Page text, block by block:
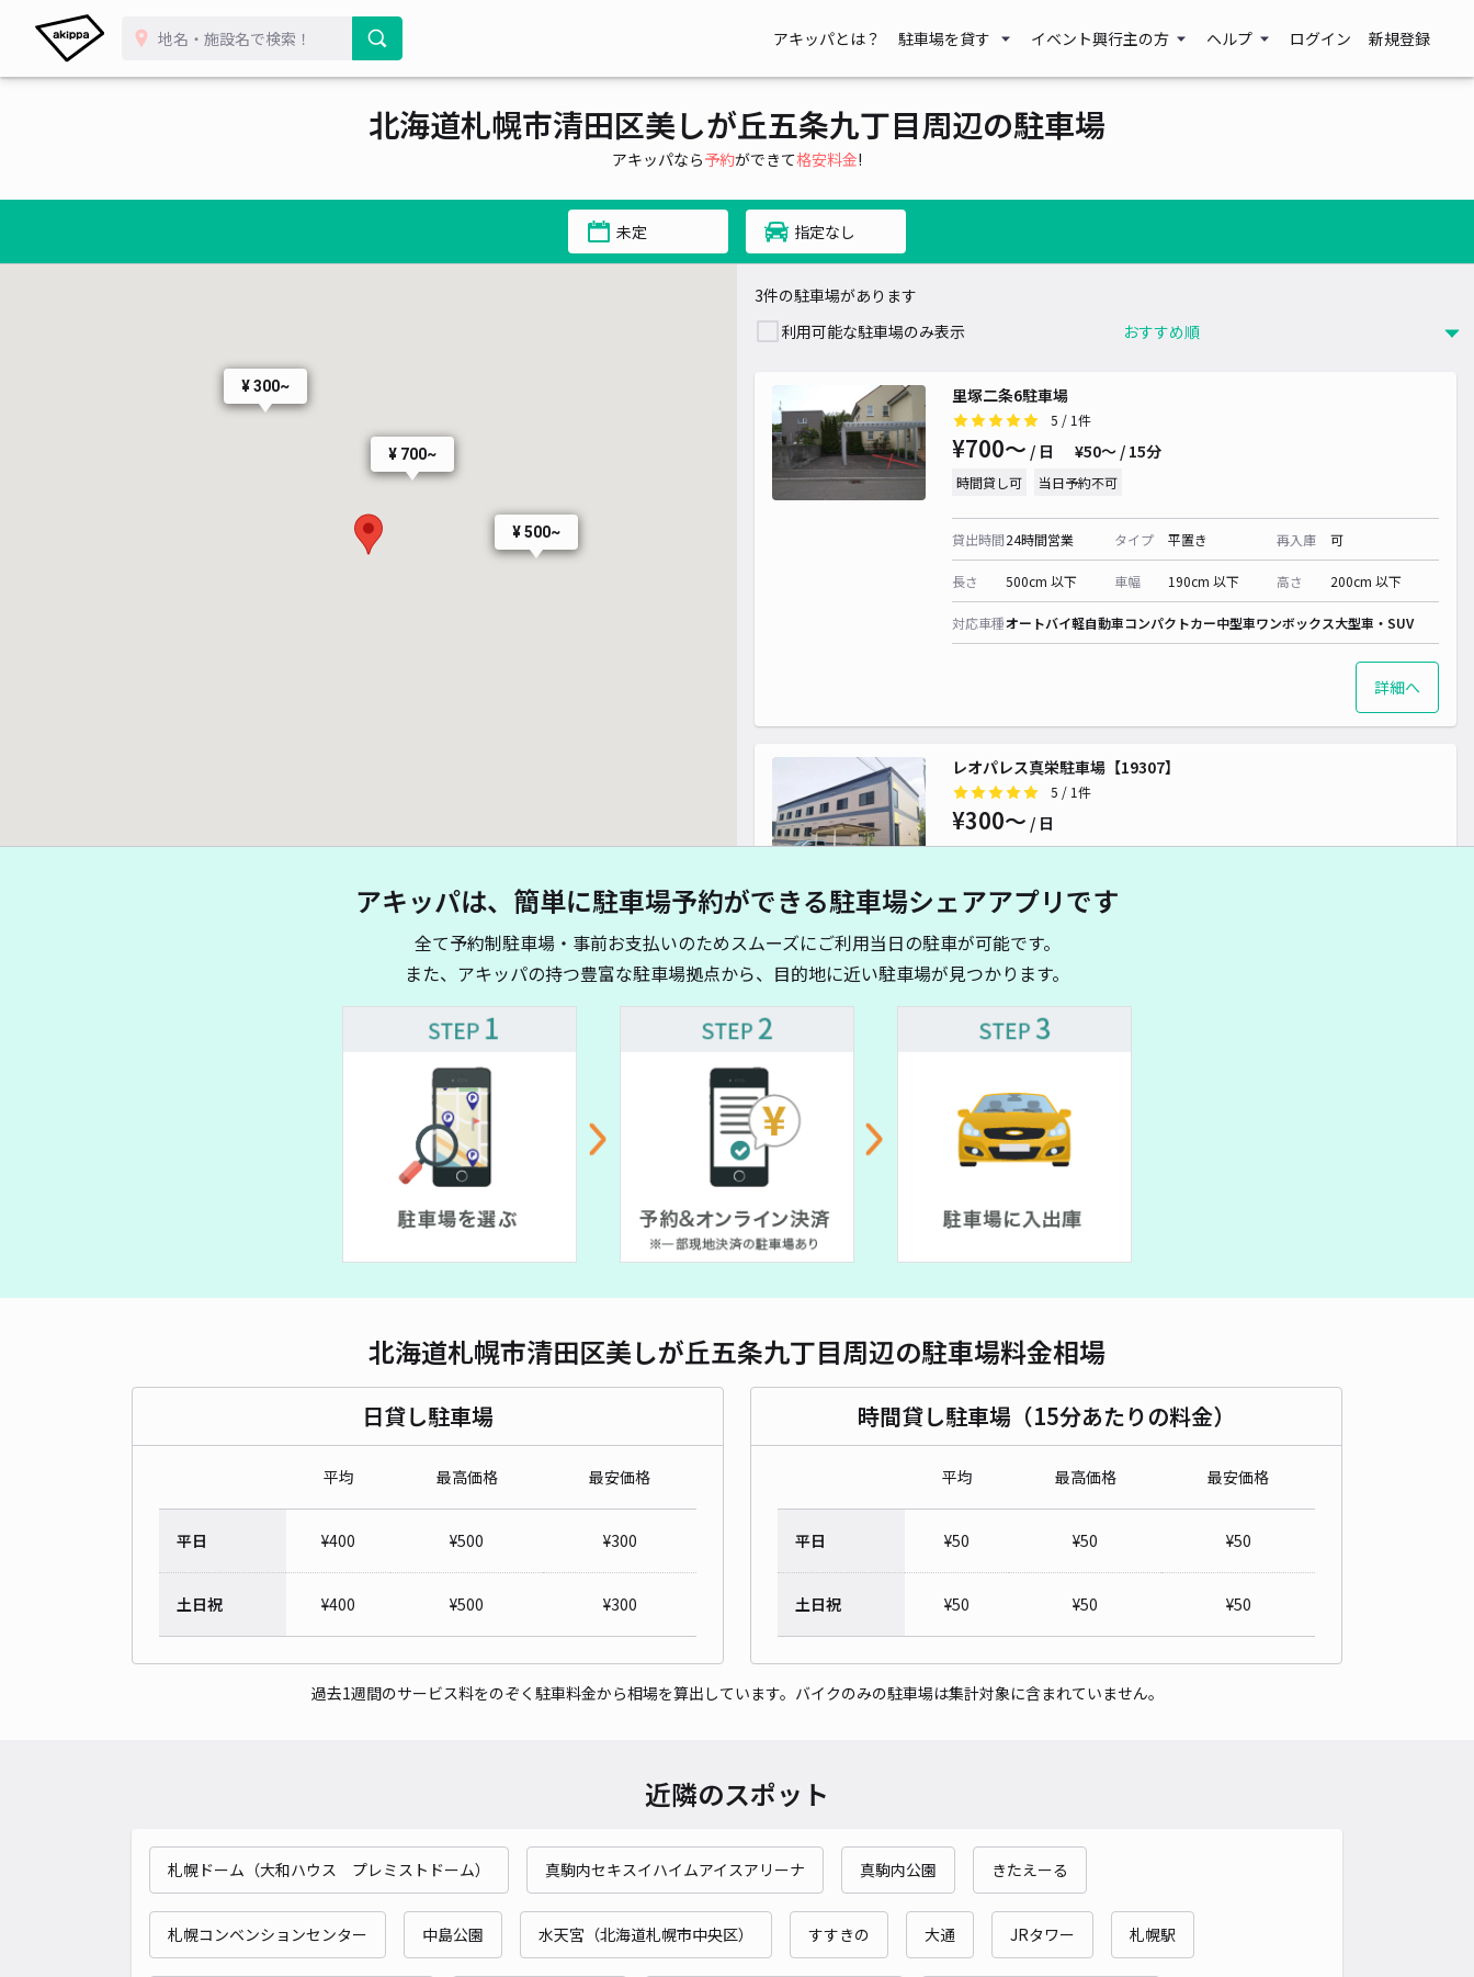
アキッパとは？ 駐車場を貸す イベント興行主の方 ヘルプ ログイン 新規登録
北海道札幌市清田区美しが丘五条九丁目周辺の駐車場
アキッパなら予約ができて格安料金!
未定 指定なし
¥ 700~
¥ 300~
¥ 500~
3件の駐車場があります
利用可能な駐車場のみ表示
里塚二条6駐車場
5 / 1件
¥700〜 / 日 ¥50〜 / 15分
時間貸し可 当日予約不可
貸出時間24時間営業 タイプ 平置き 再入庫 可
長さ 500cm 以下 車幅 190cm 以下 高さ 200cm 以下
対応車種オートバイ軽自動車コンパクトカー中型車ワンボックス大型車・SUV
詳細へ
レオパレス真栄駐車場【19307】
5 / 1件
¥300〜 / 日
貸出時間 24時間営業
長さ 480cm 以下
大曲末広7丁目5駐車場
0/ 0件
時間貸し可
対応車種オートバイ軽自動車
アキッパは、簡単に駐車場予約ができる駐車場シェアアプリです
全て予約制駐車場・事前お支払いのためスムーズにご利用当日の駐車が可能です。
また、アキッパの持つ豊富な駐車場拠点から、目的地に近い駐車場が見つかります。
北海道札幌市清田区美しが丘五条九丁目周辺の駐車場料金相場
日貸し駐車場
平均 最高価格 最安価格
平日 ¥400 ¥500 ¥300
土日祝 ¥400 ¥500 ¥300
時間貸し駐車場（15分あたりの料金）
平均 最高価格 最安価格
平日 ¥50 ¥50 ¥50
土日祝 ¥50 ¥50 ¥50
過去1週間のサービス料をのぞく駐車料金から相場を算出しています。バイクのみの駐車場は集計対象に含まれていません。
近隣のスポット
札幌ドーム（大和ハウス プレミストドーム） 真駒内セキスイハイムアイスアリーナ 真駒内公園 きたえーる
札幌コンベンションセンター 中島公園 水天宮（北海道札幌市中央区） すすきの 大通 JRタワー 札幌駅